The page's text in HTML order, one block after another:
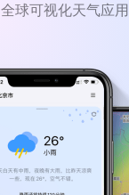
全球可视化天气应用